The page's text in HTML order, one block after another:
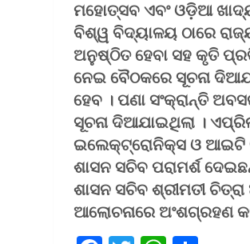
ମହୋତ୍ସବ ଏବଂ ଓଡ଼ିଆ
ବିଶ୍ୱ ବିଦ୍ୟାଳୟ ଠାରେ
ଅନୁଷ୍ଠିତ ହେବା ସହ କୃତି
ନେଇ ବୈଠକରେ ସୂଚନା
ହେବ । ପଣା ସଂକ୍ରାନ୍ତି
ସୂଚନା ଦିଆଯାଇଥିଲା ।
ଇଲେକ୍ଟ୍ରୋନିକ୍ସ ଓ ଆଇଟି
ଶାସନ ସଚିବ ପରାମର୍ଶ
ଶାସନ ସଚିବ ଶ୍ରୀମତୀ
ଆଲୋଚନାରେ ଅଂଶଗ୍ରହଣ